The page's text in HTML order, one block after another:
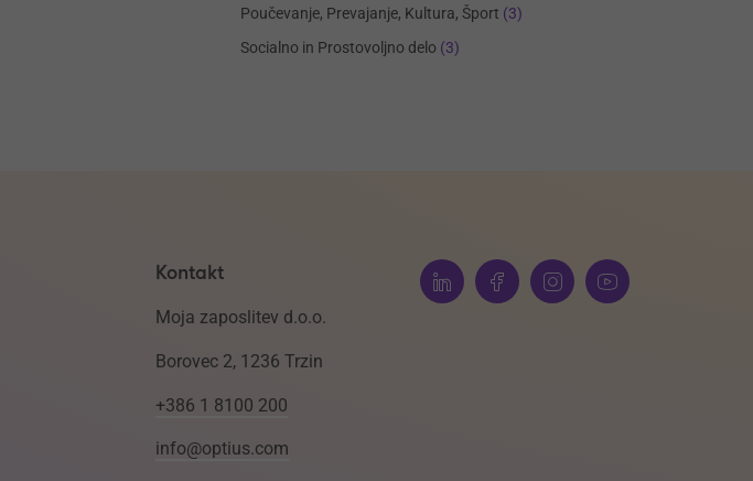
Poučevanje, Prevajanje, Kultura, Šport (3)
Socialno in Prostovoljno delo (3)
Kontakt
Moja zaposlitev d.o.o.
Borovec 2, 1236 Trzin
+386 1 8100 200
info@optius.com